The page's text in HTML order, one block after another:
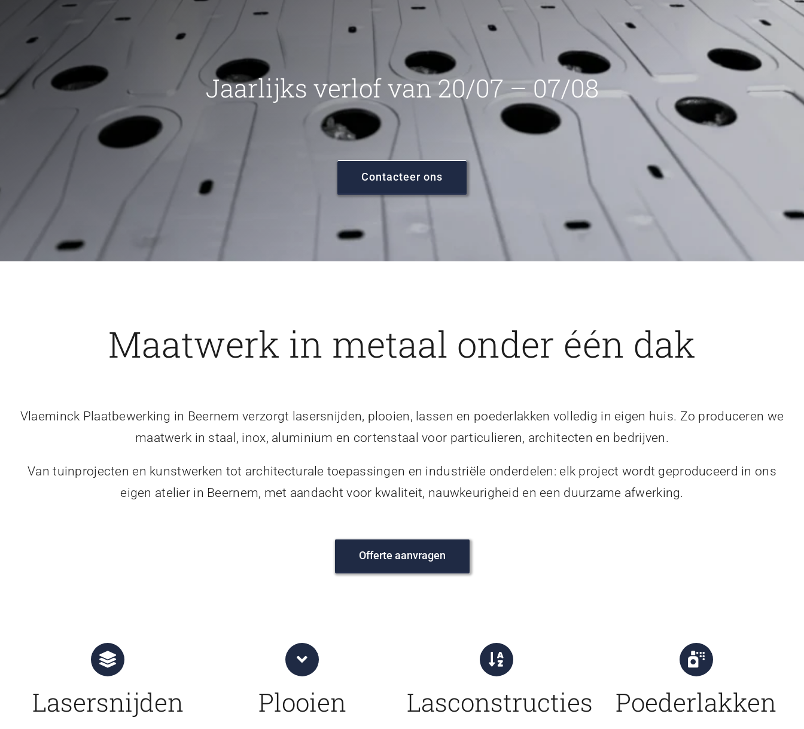
Jaarlijks verlof van 20/07 – 07/08
Contacteer ons
Maatwerk in metaal onder één dak
Vlaeminck Plaatbewerking in Beernem verzorgt lasersnijden, plooien, lassen en poederlakken volledig in eigen huis. Zo produceren we
maatwerk in staal, inox, aluminium en cortenstaal voor particulieren, architecten en bedrijven.
Van tuinprojecten en kunstwerken tot architecturale toepassingen en industriële onderdelen: elk project wordt geproduceerd in ons
eigen atelier in Beernem, met aandacht voor kwaliteit, nauwkeurigheid en een duurzame afwerking.
Offerte aanvragen
Lasersnijden Plooien Lasconstructies Poederlakken